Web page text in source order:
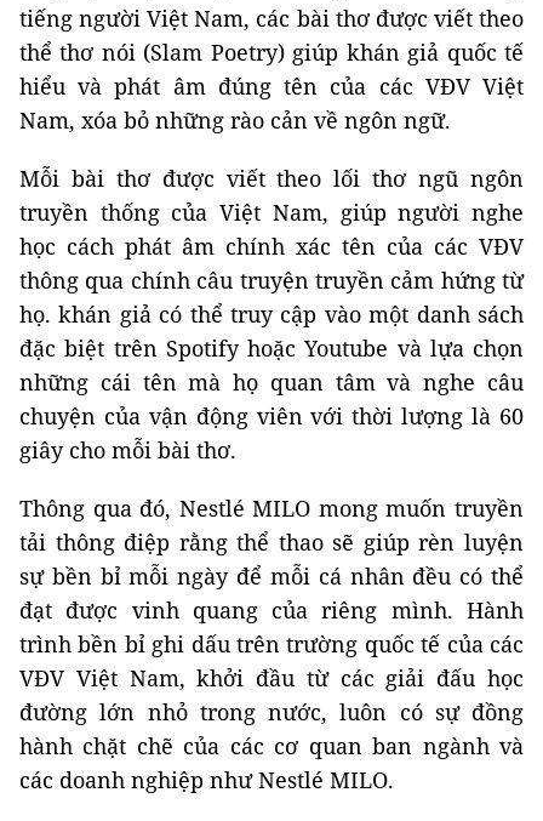
tiếng người Việt Nam, các bài thơ được viết theo
thể thơ nói (Slam Poetry) giúp khán giả quốc tế
hiểu và phát âm đúng tên của các VĐV Việt
Nam, xóa bỏ những rào cản về ngôn ngữ.
Mỗi bài thơ được viết theo lối thơ ngũ ngôn
truyền thống của Việt Nam, giúp người nghe
học cách phát âm chính xác tên của các VĐV
thông qua chính câu truyện truyền cảm hứng từ
họ. khán giả có thể truy cập vào một danh sách
đặc biệt trên Spotify hoặc Youtube và lựa chọn
những cái tên mà họ quan tâm và nghe câu
chuyện của vận động viên với thời lượng là 60
giây cho mỗi bài thơ.
Thông qua đó, Nestlé MILO mong muốn truyền
tải thông điệp rằng thể thao sẽ giúp rèn luyện
sự bền bỉ mỗi ngày để mỗi cá nhân đều có thể
đạt được vinh quang của riêng mình. Hành
trình bền bỉ ghi dấu trên trường quốc tế của các
VĐV Việt Nam, khởi đầu từ các giải đấu học
đường lớn nhỏ trong nước, luôn có sự đồng
hành chặt chẽ của các cơ quan ban ngành và
các doanh nghiệp như Nestlé MILO.